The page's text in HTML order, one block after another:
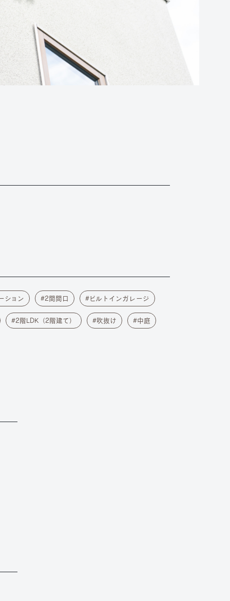
ション 2間間口 ビルトインガレージ
2階LDK（2階建て） 吹抜け 中庭